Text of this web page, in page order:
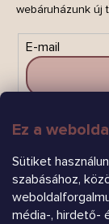
Ez a
Sütiket
szabásához,
média-, hirdető-
webáruházunk új
E-mail